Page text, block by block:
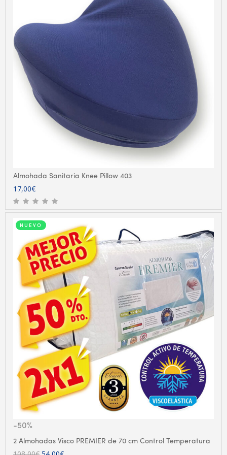
Almohada Sanitaria Knee Pillow 403
17,00€
-50%
NUEVO
2 Almohadas Visco PREMIER de 70 cm Control Temperatura